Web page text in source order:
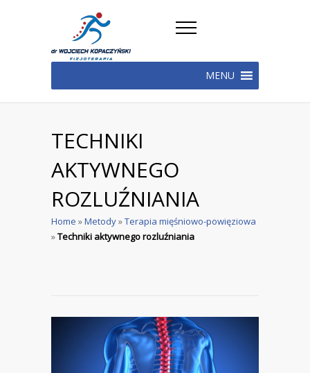
MENU
TECHNIKI
AKTYWNEGO
ROZLUŹNIANIA
Home »Metody»Terapia mięśniowo-powięziowa
»Techniki aktywnego rozluźniania